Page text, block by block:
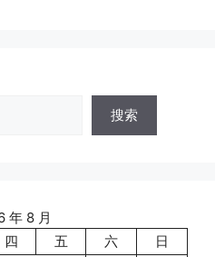
搜索
年 8 月
四 五 六
日